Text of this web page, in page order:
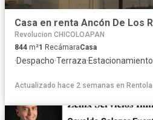
Revolucion CHICOLOAPAN
844 m²1 RecámaraCasa
·Despacho·Terraza·Estacionamiento
Actualizado hace 2 semanas en Rentola